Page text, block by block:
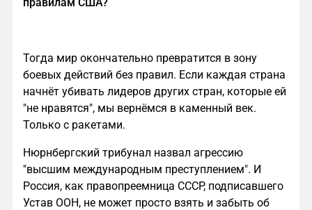
Тогда мир окончательно превратится в зону
боевых действий без правил. Если каждая страна
начнёт убивать лидеров других стран, которые ей
"не нравятся", мы вернёмся в каменный век.
Только с ракетами.
Нюрнбергский трибунал назвал агрессию
"высшим международным преступлением". И
Россия, как правопреемница СССР, подписавшего
Устав ООН, не может просто взять и забыть об